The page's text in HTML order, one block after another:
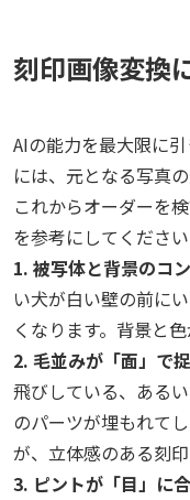
刻印画像変換
AIの能力を最大限に
には、元となる写真
これからオーダーを
を参考にしてください
1. 被写体と背景のコ
い犬が白い壁の前に
くなります。背景と
2. 毛並みが「面」で
飛びしている、ある
のパーツが埋もれて
が、立体感のある刻印
3. ピントが「目」に